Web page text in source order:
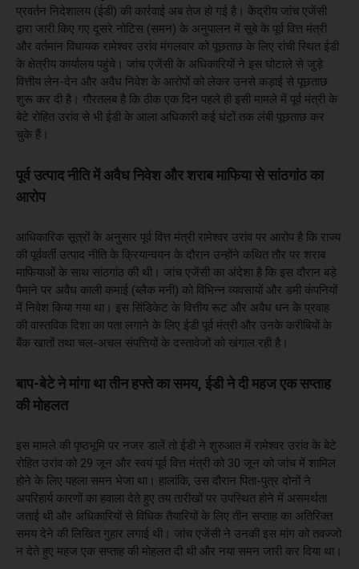
प्रवर्तन निदेशालय (ईडी) की कार्रवाई अब तेज हो गई है। केंद्रीय जांच एजेंसी
द्वारा जारी किए गए दूसरे नोटिस (समन) के अनुपालन में सूबे के पूर्व वित्त मंत्री
और वर्तमान विधायक रामेश्वर उरांव मंगलवार को पूछताछ के लिए रांची स्थित ईडी
के क्षेत्रीय कार्यालय पहुंचे। जांच एजेंसी के अधिकारियों ने इस घोटाले से जुड़े
वित्तीय लेन-देन और अवैध निवेश के आरोपों को लेकर उनसे कड़ाई से पूछताछ
शुरू कर दी है। गौरतलब है कि ठीक एक दिन पहले ही इसी मामले में पूर्व मंत्री के
बेटे रोहित उरांव से भी ईडी के आला अधिकारी कई घंटों तक लंबी पूछताछ कर
चुके हैं।
पूर्व उत्पाद नीति में अवैध निवेश और शराब माफिया से सांठगांठ का
आरोप
आधिकारिक सूत्रों के अनुसार पूर्व वित्त मंत्री रामेश्वर उरांव पर आरोप है कि राज्य
की पूर्ववर्ती उत्पाद नीति के क्रियान्वयन के दौरान उन्होंने कथित तौर पर शराब
माफियाओं के साथ सांठगांठ की थी। जांच एजेंसी का अंदेशा है कि इस दौरान बड़े
पैमाने पर अवैध काली कमाई (ब्लैक मनी) को विभिन्न व्यवसायों और डमी कंपनियों
में निवेश किया गया था। इस सिंडिकेट के वित्तीय रूट और अवैध धन के प्रवाह
की वास्तविक दिशा का पता लगाने के लिए ईडी पूर्व मंत्री और उनके करीबियों के
बैंक खातों तथा चल-अचल संपत्तियों के दस्तावेजों को खंगाल रही है।
बाप-बेटे ने मांगा था तीन हफ्ते का समय, ईडी ने दी महज एक सप्ताह
की मोहलत
इस मामले की पृष्ठभूमि पर नजर डालें तो ईडी ने शुरुआत में रामेश्वर उरांव के बेटे
रोहित उरांव को 29 जून और स्वयं पूर्व वित्त मंत्री को 30 जून को जांच में शामिल
होने के लिए पहला समन भेजा था। हालांकि, उस दौरान पिता-पुत्र दोनों ने
अपरिहार्य कारणों का हवाला देते हुए तय तारीखों पर उपस्थित होने में असमर्थता
जताई थी और अधिकारियों से विधिक तैयारियों के लिए तीन सप्ताह का अतिरिक्त
समय देने की लिखित गुहार लगाई थी। जांच एजेंसी ने उनकी इस मांग को तवज्जो
न देते हुए महज एक सप्ताह की मोहलत दी थी और नया समन जारी कर दिया था।